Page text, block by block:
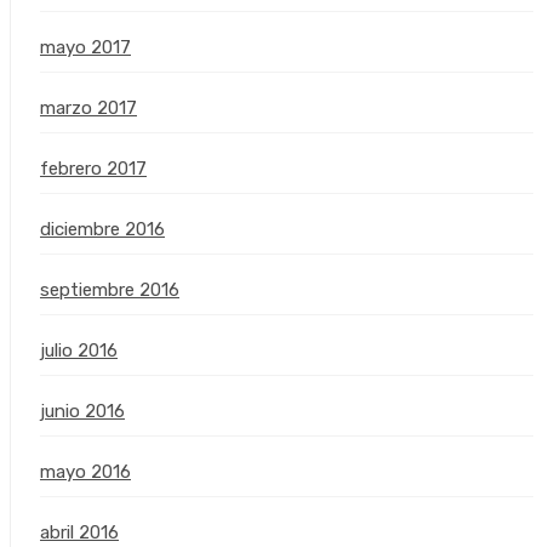
mayo 2017
marzo 2017
febrero 2017
diciembre 2016
septiembre 2016
julio 2016
junio 2016
mayo 2016
abril 2016